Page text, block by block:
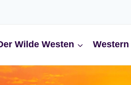
Wilde Westen Western